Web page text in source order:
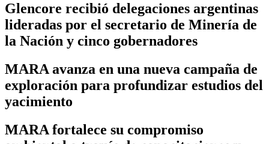
Glencore recibió delegaciones argentinas
lideradas por el secretario de Minería de
la Nación y cinco gobernadores
MARA avanza en una nueva campaña de
exploración para profundizar estudios del
yacimiento
MARA fortalece su compromiso